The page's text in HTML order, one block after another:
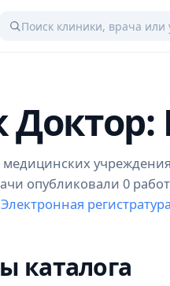
медицинских
опубликовали 0
Электронная
каталога